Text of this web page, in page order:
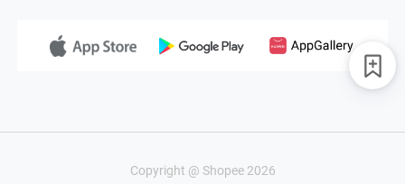
Copyright @ Shopee 2026